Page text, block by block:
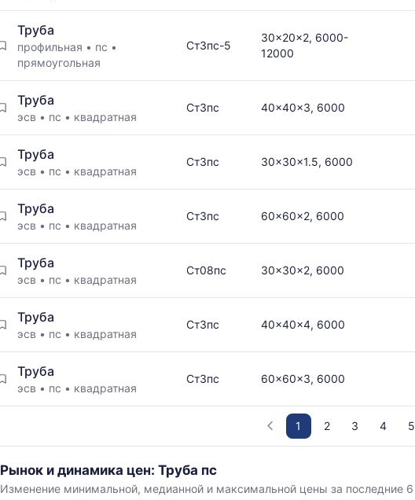
Труба
профильная • пс •
прямоугольная
Ст3пс-5
30x20x2, 6000-
12000
Труба
эсв • пс • квадратная
Ст3пс 40x40x3, 6000
Труба
эсв • пс • квадратная
Ст3пс 30x30x1.5, 6000
Труба
эсв • пс • квадратная
Ст3пс 60x60x2, 6000
Труба
эсв • пс • квадратная
Ст08пс 30x30x2, 6000
Труба
эсв • пс • квадратная
Ст3пс 40x40x4, 6000
Труба
эсв • пс • квадратная
Ст3пс 60x60x3, 6000
1 2 3 4 5
График
отражает
изменение
Рынок и динамика цен: Труба пс
Изменение минимальной, медианной и максимальной цены за последние 6